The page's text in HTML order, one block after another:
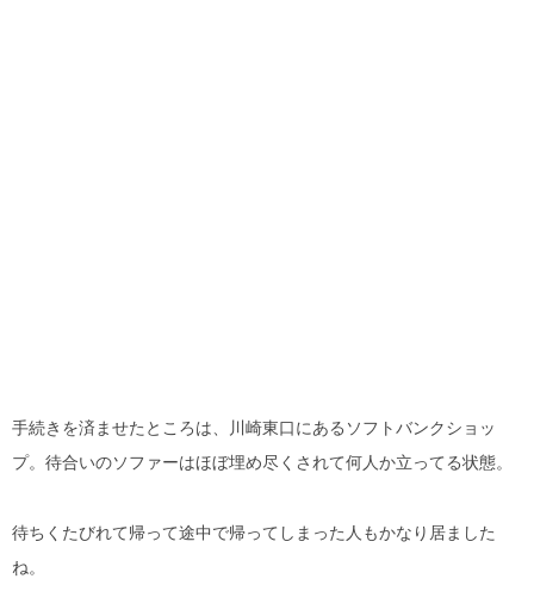
手続きを済ませたところは、川崎東口にあるソフトバンクショッ
プ。待合いのソファーはほぼ埋め尽くされて何人か立ってる状態。
待ちくたびれて帰って途中で帰ってしまった人もかなり居ました
ね。